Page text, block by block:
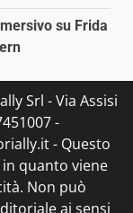
su Frida
Srl - Via Assisi
-
- Questo
quanto viene
Non può
ai sensi